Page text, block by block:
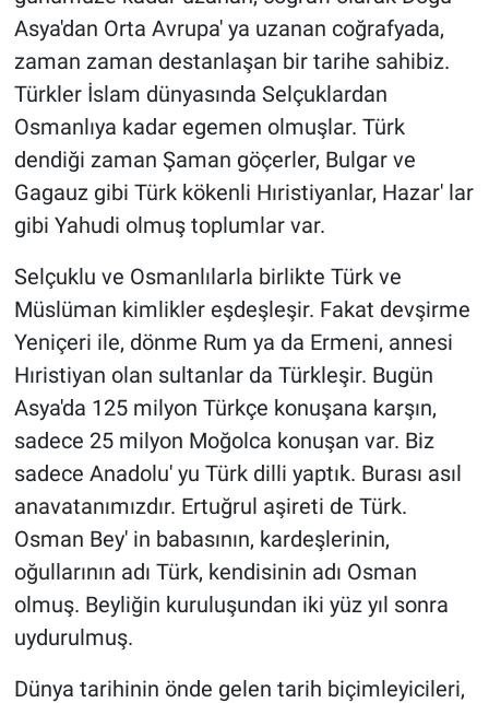
Asya'dan Orta Avrupa' ya uzanan coğrafyada,
zaman zaman destanlaşan bir tarihe sahibiz.
Türkler İslam dünyasında Selçuklardan
Osmanlıya kadar egemen olmuşlar. Türk
dendiği zaman Şaman göçerler, Bulgar ve
Gagauz gibi Türk kökenli Hıristiyanlar, Hazar' lar
gibi Yahudi olmuş toplumlar var.
Selçuklu ve Osmanlılarla birlikte Türk ve
Müslüman kimlikler eşdeşleşir. Fakat devşirme
Yeniçeri ile, dönme Rum ya da Ermeni, annesi
Hıristiyan olan sultanlar da Türkleşir. Bugün
Asya'da 125 milyon Türkçe konuşana karşın,
sadece 25 milyon Moğolca konuşan var. Biz
sadece Anadolu' yu Türk dilli yaptık. Burası asıl
anavatanımızdır. Ertuğrul aşireti de Türk.
Osman Bey' in babasının, kardeşlerinin,
oğullarının adı Türk, kendisinin adı Osman
olmuş. Beyliğin kuruluşundan iki yüz yıl sonra
uydurulmuş.
Dünya tarihinin önde gelen tarih biçimleyicileri,